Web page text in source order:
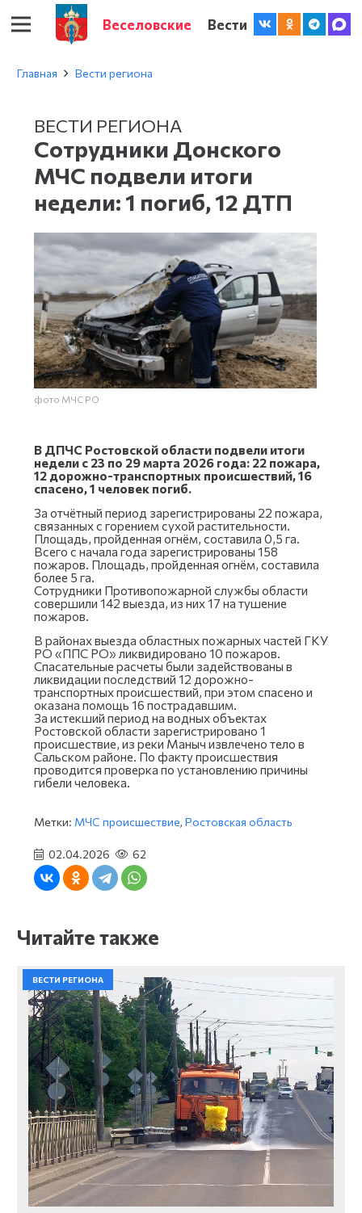
Веселовские Вести
Главная Вести региона
ВЕСТИ РЕГИОНА
Сотрудники Донского
МЧС подвели итоги
недели: 1 погиб, 12 ДТП
фото МЧС РО
В ДПЧС Ростовской области подвели итоги
недели с 23 по 29 марта 2026 года: 22 пожара,
12 дорожно-транспортных происшествий, 16
спасено, 1 человек погиб.
За отчётный период зарегистрированы 22 пожара,
связанных с горением сухой растительности.
Площадь, пройденная огнём, составила 0,5 га.
Всего с начала года зарегистрированы 158
пожаров. Площадь, пройденная огнём, составила
более 5 га.
Сотрудники Противопожарной службы области
совершили 142 выезда, из них 17 на тушение
пожаров.
В районах выезда областных пожарных частей ГКУ
РО «ППС РО» ликвидировано 10 пожаров.
Спасательные расчеты были задействованы в
ликвидации последствий 12 дорожно-
транспортных происшествий, при этом спасено и
оказана помощь 16 пострадавшим.
За истекший период на водных объектах
Ростовской области зарегистрировано 1
происшествие, из реки Маныч извлечено тело в
Сальском районе. По факту происшествия
проводится проверка по установлению причины
гибели человека.
Метки: МЧС происшествие, Ростовская область
02.04.2026 62
Читайте также
ВЕСТИ РЕГИОНА